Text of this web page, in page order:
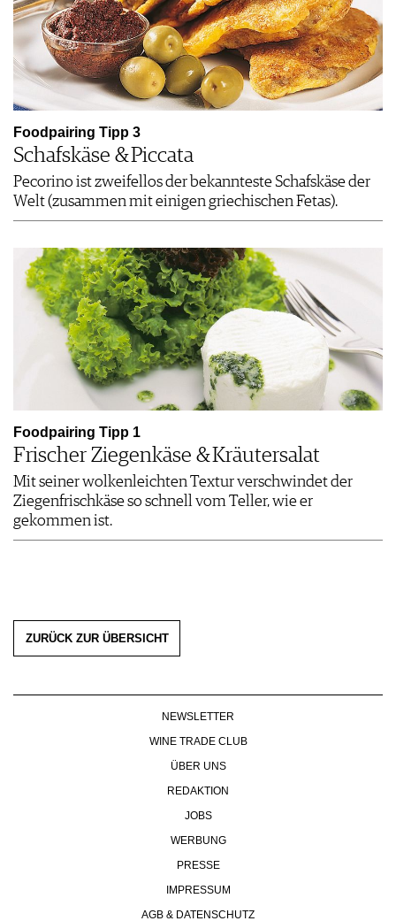
Foodpairing Tipp 3
Schafskäse & Piccata
Pecorino ist zweifellos der bekannteste Schafskäse der
Welt (zusammen mit einigen griechischen Fetas).
Foodpairing Tipp 1
Frischer Ziegenkäse & Kräutersalat
Mit seiner wolkenleichten Textur verschwindet der
Ziegenfrischkäse so schnell vom Teller, wie er
gekommen ist.
ZURÜCK ZUR ÜBERSICHT
NEWSLETTER
WINE TRADE CLUB
ÜBER UNS
REDAKTION
JOBS
WERBUNG
PRESSE
IMPRESSUM
AGB & DATENSCHUTZ